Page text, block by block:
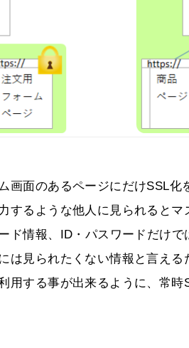
画面のあるページにだけSSL化
するような他人に見られると
ド情報、ID・パスワードだけ
は見られたくない情報と言え
用する事が出来るように、常時